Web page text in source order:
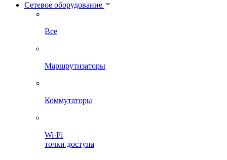
Сетевое оборудование
Все
Маршрутизаторы
Коммутаторы
Wi-Fi
точки доступа